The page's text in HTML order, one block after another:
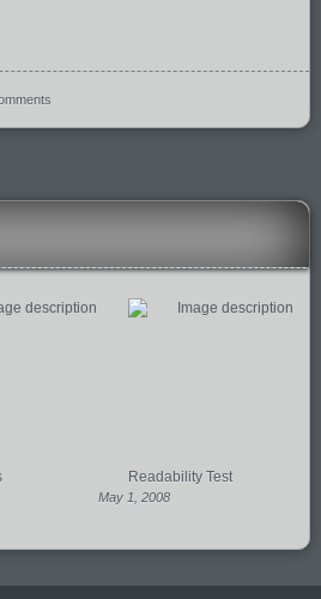
Readability Test
May 1, 2008